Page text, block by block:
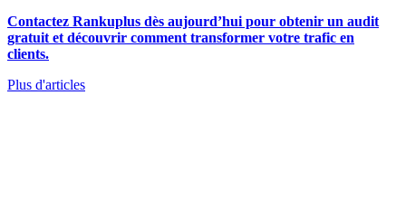
Contactez Rankuplus dès aujourd’hui pour obtenir un audit
gratuit et découvrir comment transformer votre trafic en
clients.
Plus d'articles